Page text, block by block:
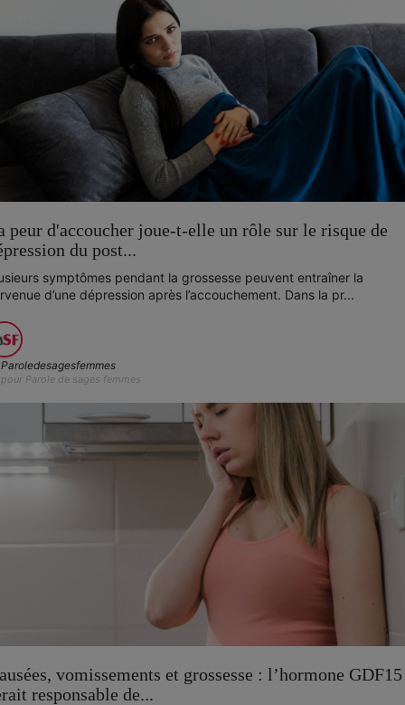
peur d'accoucher joue-t-elle un rôle sur le risque de
du post...
symptômes pendant la grossesse peuvent entraîner la
d’une dépression après l’accouchement. Dans la pr...
Paroledesagesfemmes
pour Parole de sages femmes
vomissements et grossesse : l’hormone GDF15
responsable de...